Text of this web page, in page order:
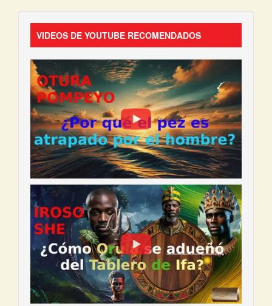
VIDEOS DE YOUTUBE RECOMENDADOS